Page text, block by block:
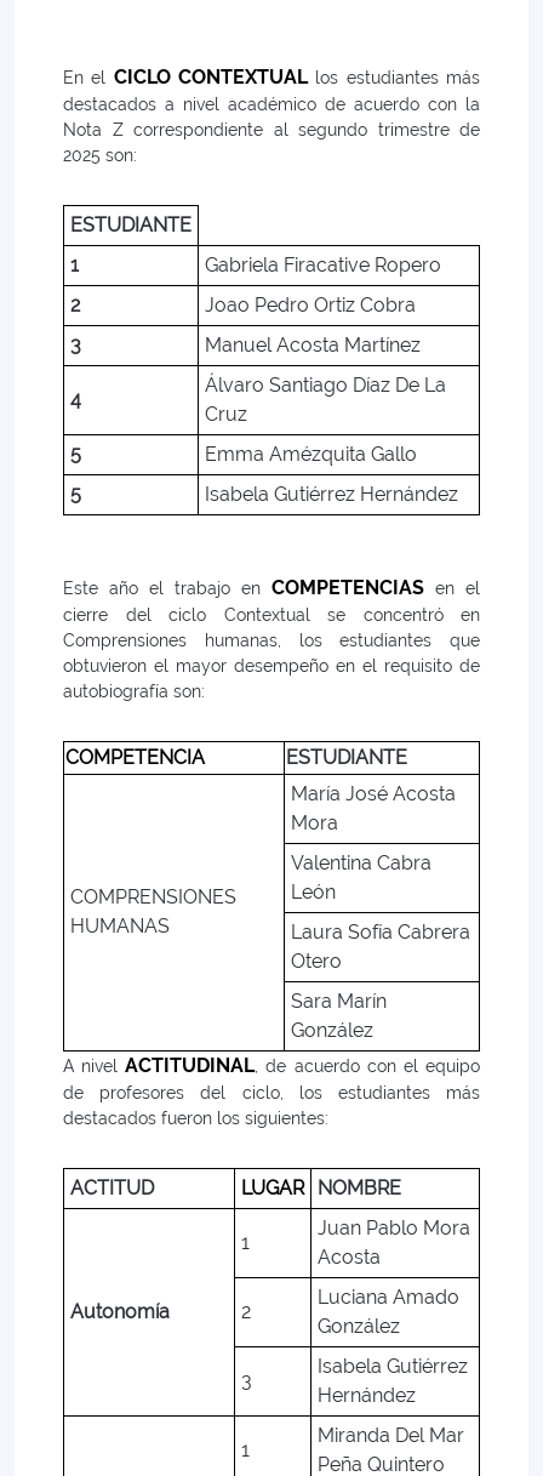
En el CICLO CONTEXTUALlos estudiantes más
destacados a nivel académico de acuerdo con la
Nota Z correspondiente al segundo trimestre de
2025 son:
ESTUDIANTE
1
Gabriela Firacative Ropero
2
Joao Pedro Ortiz Cobra
3
Manuel Acosta Martínez
4
Álvaro Santiago Díaz De La
Cruz
5
Emma Amézquita Gallo
5
Isabela Gutiérrez Hernández
Este año el trabajo en COMPETENCIAS en el
cierre del ciclo Contextual se concentró en
Comprensiones humanas, los estudiantes que
obtuvieron el mayor desempeño en el requisito de
autobiografía son:
COMPETENCIA ESTUDIANTE
COMPRENSIONES
HUMANAS
María José Acosta
Mora
Valentina Cabra
León
Laura Sofía Cabrera
Otero
Sara Marín
González
A nivelACTITUDINAL, de acuerdo con el equipo
de profesores del ciclo, los estudiantes más
destacados fueron los siguientes:
ACTITUD LUGAR NOMBRE
Autonomía
1
Juan Pablo Mora
Acosta
2
Luciana Amado
González
3
Isabela Gutiérrez
Hernández
1
Miranda Del Mar
Peña Quintero